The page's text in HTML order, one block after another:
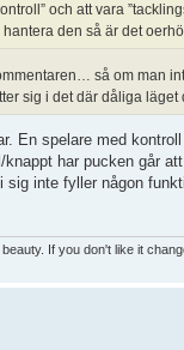
och att vara
den så är det
så om man
sig i det där dåliga läget
En spelare med
knappt har pucken går
inte fyller någon
If you don't like it